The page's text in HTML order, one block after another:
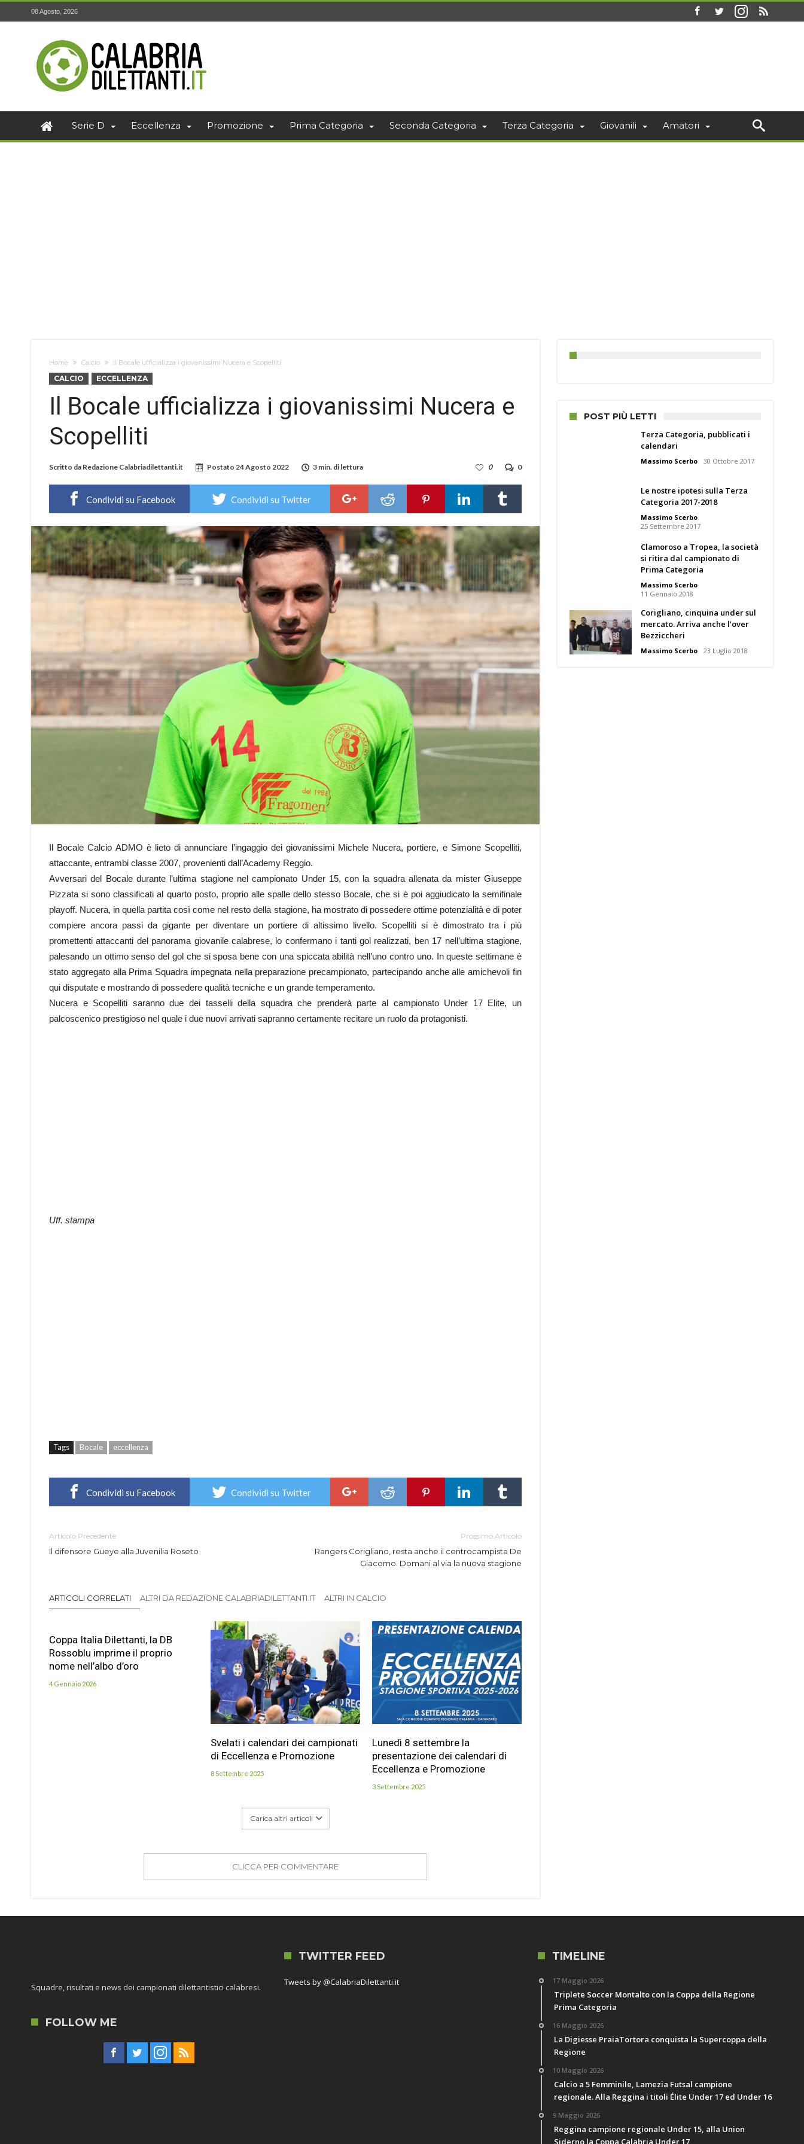
08 Agosto, 2026
Serie D Eccellenza Promozione Prima Categoria Seconda Categoria Terza Categoria Giovanili Amatori
Home Calcio Il Bocale ufficializza i giovanissimi Nucera e Scopelliti
CALCIO ECCELLENZA
Il Bocale ufficializza i giovanissimi Nucera e
Scopelliti
Scritto da Redazione Calabriadilettanti.it Postato 24 Agosto 2022 3 min. di lettura 0
0
Condividi su Facebook Condividi su Twitter
Il Bocale Calcio ADMO è lieto di annunciare l’ingaggio dei giovanissimi Michele Nucera, portiere, e Simone Scopelliti,
attaccante, entrambi classe 2007, provenienti dall’Academy Reggio.
Avversari del Bocale durante l’ultima stagione nel campionato Under 15, con la squadra allenata da mister Giuseppe
Pizzata si sono classificati al quarto posto, proprio alle spalle dello stesso Bocale, che si è poi aggiudicato la semifinale
playoff. Nucera, in quella partita così come nel resto della stagione, ha mostrato di possedere ottime potenzialità e di poter
compiere ancora passi da gigante per diventare un portiere di altissimo livello. Scopelliti si è dimostrato tra i più
promettenti attaccanti del panorama giovanile calabrese, lo confermano i tanti gol realizzati, ben 17 nell’ultima stagione,
palesando un ottimo senso del gol che si sposa bene con una spiccata abilità nell’uno contro uno. In queste settimane è
stato aggregato alla Prima Squadra impegnata nella preparazione precampionato, partecipando anche alle amichevoli fin
qui disputate e mostrando di possedere qualità tecniche e un grande temperamento.
Nucera e Scopelliti saranno due dei tasselli della squadra che prenderà parte al campionato Under 17 Elite, un
palcoscenico prestigioso nel quale i due nuovi arrivati sapranno certamente recitare un ruolo da protagonisti.
Uff. stampa
Tags Bocale eccellenza
Condividi su Facebook Condividi su Twitter
Articolo Precedente
Il difensore Gueye alla Juvenilia Roseto
Prossimo Articolo
Rangers Corigliano, resta anche il centrocampista De
Giacomo. Domani al via la nuova stagione
ARTICOLI CORRELATI ALTRI DA REDAZIONE CALABRIADILETTANTI.IT ALTRI IN CALCIO
Coppa Italia Dilettanti, la DB
Rossoblu imprime il proprio
nome nell’albo d’oro
4 Gennaio 2026
Svelati i calendari dei campionati
di Eccellenza e Promozione
8 Settembre 2025
Lunedì 8 settembre la
presentazione dei calendari di
Eccellenza e Promozione
3 Settembre 2025
Carica altri articoli
CLICCA PER COMMENTARE
POST PIÙ LETTI
Terza Categoria, pubblicati i
calendari
Massimo Scerbo 30 Ottobre 2017
Le nostre ipotesi sulla Terza
Categoria 2017-2018
Massimo Scerbo
25 Settembre 2017
Clamoroso a Tropea, la società
si ritira dal campionato di
Prima Categoria
Massimo Scerbo
11 Gennaio 2018
Corigliano, cinquina under sul
mercato. Arriva anche l’over
Bezziccheri
Massimo Scerbo 23 Luglio 2018
Squadre, risultati e news dei campionati dilettantistici calabresi.
FOLLOW ME
TWITTER FEED
Tweets by @CalabriaDilettanti.it
TIMELINE
17 Maggio 2026
Triplete Soccer Montalto con la Coppa della Regione
Prima Categoria
16 Maggio 2026
La Digiesse PraiaTortora conquista la Supercoppa della
Regione
10 Maggio 2026
Calcio a 5 Femminile, Lamezia Futsal campione
regionale. Alla Reggina i titoli Élite Under 17 ed Under 16
9 Maggio 2026
Reggina campione regionale Under 15, alla Union
Siderno la Coppa Calabria Under 17